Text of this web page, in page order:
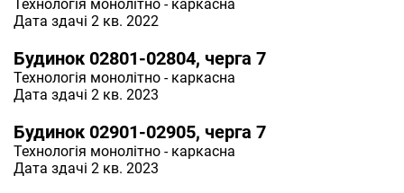
Технологія монолітно - каркасна
Дата здачі 2 кв. 2022
Будинок 02801-02804, черга 7
Технологія монолітно - каркасна
Дата здачі 2 кв. 2023
Будинок 02901-02905, черга 7
Технологія монолітно - каркасна
Дата здачі 2 кв. 2023